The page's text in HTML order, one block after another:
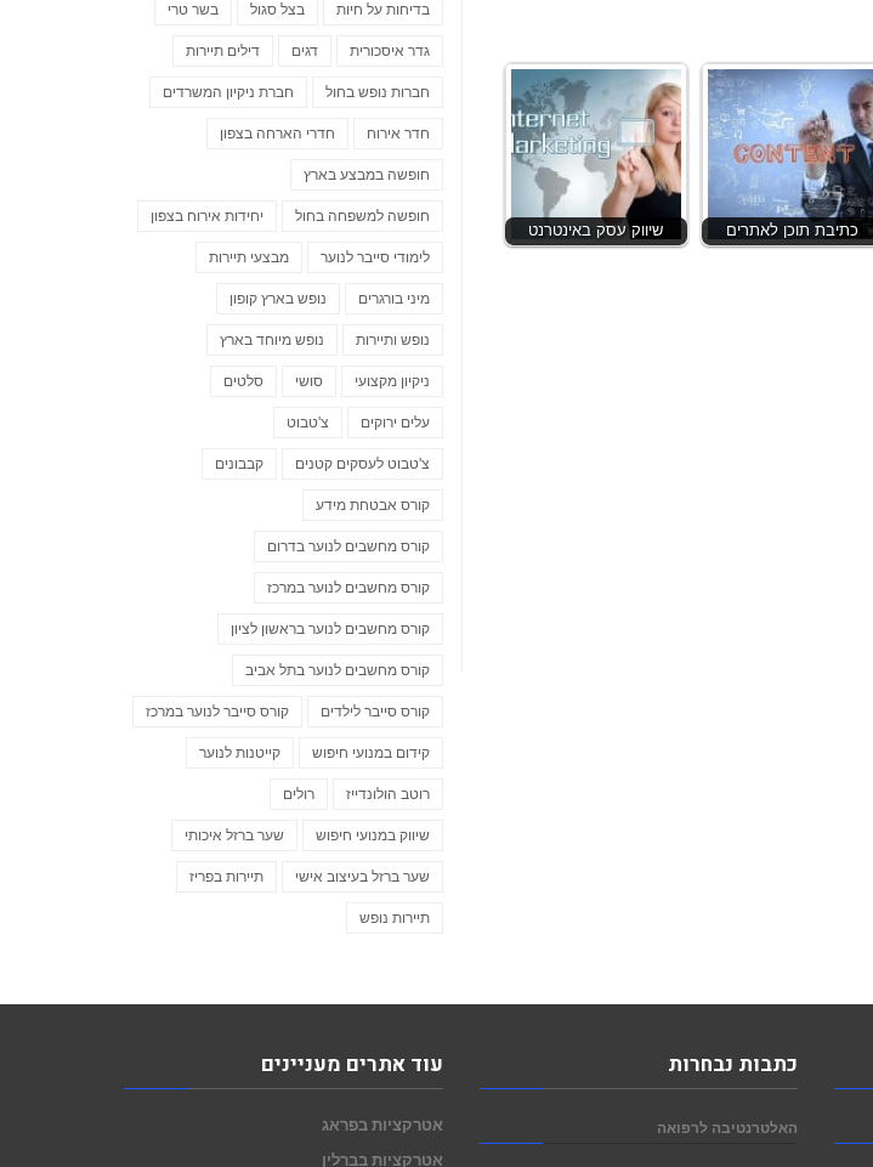
שיווק עסק באינטרנט כתיבת תוכן לאתרים
בדיחות על חיות בצל סגול בשר טרי
גדר איסכורית דגים דילים תיירות
חברות נופש בחול חברת ניקיון המשרדים
חדר אירוח חדרי הארחה בצפון
חופשה במבצע בארץ
חופשה למשפחה בחול יחידות אירוח בצפון
לימודי סייבר לנוער מבצעי תיירות
מיני בורגרים נופש בארץ קופון
נופש ותיירות נופש מיוחד בארץ
ניקיון מקצועי סושי סלטים
עלים ירוקים צ'טבוט
צ'טבוט לעסקים קטנים קבבונים
קורס אבטחת מידע
קורס מחשבים לנוער בדרום
קורס מחשבים לנוער במרכז
קורס מחשבים לנוער בראשון לציון
קורס מחשבים לנוער בתל אביב
קורס סייבר לילדים קורס סייבר לנוער במרכז
קידום במנועי חיפוש קייטנות לנוער
רוטב הולונדייז רולים
שיווק במנועי חיפוש שער ברזל איכותי
שער ברזל בעיצוב אישי תיירות בפריז
תיירות נופש
כתבות נבחרות
האלטרנטיבה לרפואה
עוד אתרים מעניינים
אטרקציות בפראג
אטרקציות בברלין